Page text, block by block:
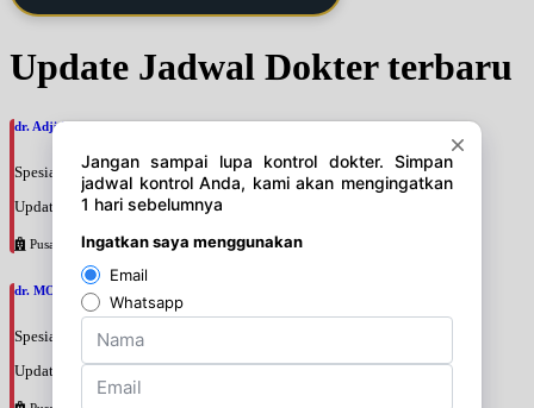
Update Jadwal Dokter terbaru
dr. Adji Suprajitno, SpPD
Spesialis: Penyakit Dalam
Update terakhir: 2026-08-07 20:37:59
Pusat Pertamina
dr. MOCHAMAD PASHA, SpPD
Spesialis: Penyakit Dalam
Update terakhir: 2026-08-07 20:35:45